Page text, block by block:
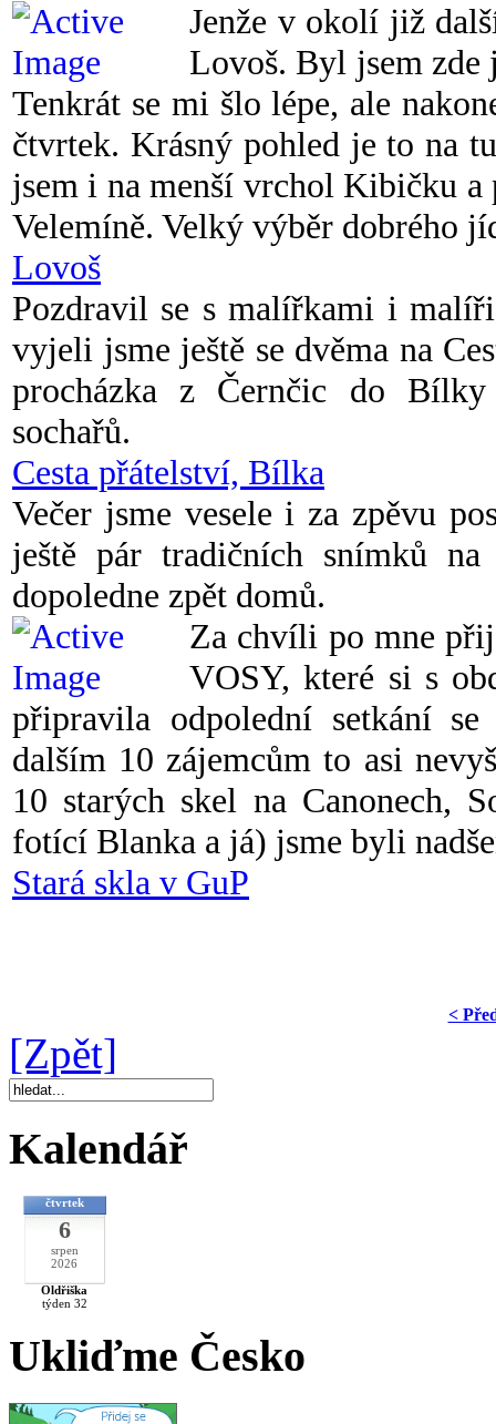
Jenže v okolí již
Lovoš. Byl jsem zde
Tenkrát se mi šlo lépe, ale
čtvrtek. Krásný pohled je to na
jsem i na menší vrchol Kibičku
Velemíně. Velký výběr dobrého
Lovoš
Pozdravil se s malířkami i
vyjeli jsme ještě se dvěma na
procházka z Černčic do Bílky
sochařů.
Cesta přátelství, Bílka
Večer jsme vesele i za zpěvu
ještě pár tradičních snímků na
dopoledne zpět domů.
Za chvíli po mne
VOSY, které si s
připravila odpolední setkání
dalším 10 zájemcům to asi
10 starých skel na Canonech,
fotící Blanka a já) jsme byli
Stará skla v GuP
<
[Zpět]
Kalendář
čtvrtek
6
srpen
2026
Oldřiška
týden 32
Ukliďme Česko